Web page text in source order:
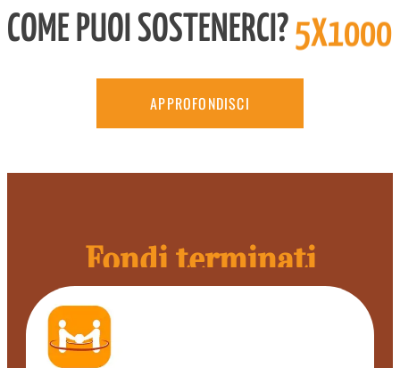
COME PUOI SOSTENERCI?5X1000
APPROFONDISCI
Fondi terminati